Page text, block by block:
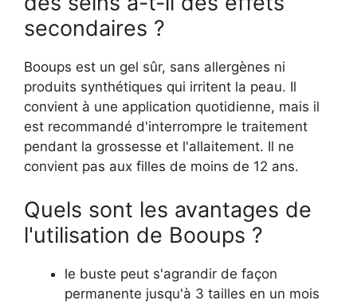
secondaires ?
Booups est un gel sûr, sans allergènes ni
produits synthétiques qui irritent la peau. Il
convient à une application quotidienne, mais il
est recommandé d'interrompre le traitement
pendant la grossesse et l'allaitement. Il ne
convient pas aux filles de moins de 12 ans.
Quels sont les avantages de
l'utilisation de Booups ?
le buste peut s'agrandir de façon
permanente jusqu'à 3 tailles en un mois